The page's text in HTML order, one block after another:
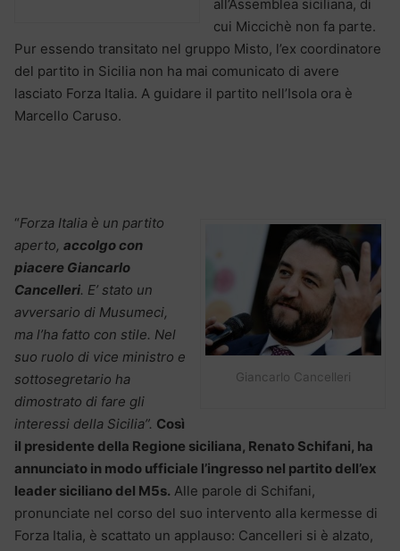
all’Assemblea siciliana, di
cui Miccichè non fa parte.
Pur essendo transitato nel gruppo Misto, l’ex coordinatore
del partito in Sicilia non ha mai comunicato di avere
lasciato Forza Italia. A guidare il partito nell’Isola ora è
Marcello Caruso.
Giancarlo Cancelleri
“Forza Italia è un partito
aperto, accolgo con
piacere Giancarlo
Cancelleri. E’ stato un
avversario di Musumeci,
ma l’ha fatto con stile. Nel
suo ruolo di vice ministro e
sottosegretario ha
dimostrato di fare gli
interessi della Sicilia”. Così
il presidente della Regione siciliana, Renato Schifani, ha
annunciato in modo ufficiale l’ingresso nel partito dell’ex
leader siciliano del M5s. Alle parole di Schifani,
pronunciate nel corso del suo intervento alla kermesse di
Forza Italia, è scattato un applauso: Cancelleri si è alzato,